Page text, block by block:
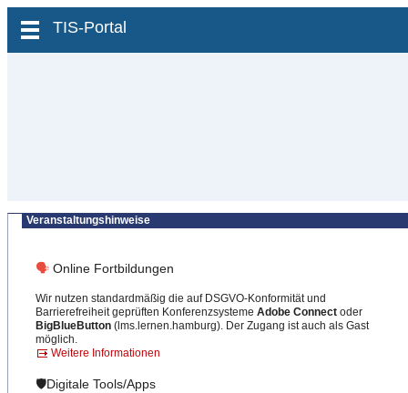
zum Inhalt wechseln
TIS-Portal
Veranstaltungshinweise
🗣 Online Fortbildungen
Wir nutzen standardmäßig die auf DSGVO-Konformität und
Barrierefreiheit geprüften Konferenzsysteme Adobe Connect oder
BigBlueButton (lms.lernen.hamburg). Der Zugang ist auch als Gast
möglich.
Weitere Informationen
🛡️Digitale Tools/Apps